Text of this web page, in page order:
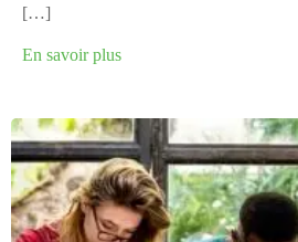
[…]
En savoir plus